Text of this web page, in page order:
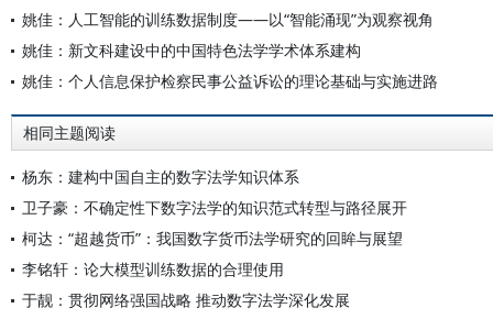
姚佳：人工智能的训练数据制度——以“智能涌现”为观察视角
姚佳：新文科建设中的中国特色法学学术体系建构
姚佳：个人信息保护检察民事公益诉讼的理论基础与实施进路
相同主题阅读
杨东：建构中国自主的数字法学知识体系
卫子豪：不确定性下数字法学的知识范式转型与路径展开
柯达：“超越货币”：我国数字货币法学研究的回眸与展望
李铭轩：论大模型训练数据的合理使用
于靓：贯彻网络强国战略 推动数字法学深化发展